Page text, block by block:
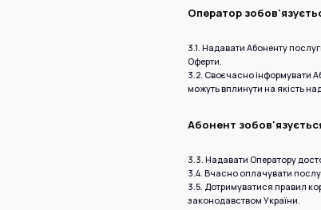
Оператор
3.1. Надавати Абоненту
Оферти.
3.2. Своєчасно інформувати
можуть вплинути на якість
Абонент
3.3. Надавати Оператору
3.4. Вчасно оплачувати
3.5. Дотримуватися правил
законодавством України.